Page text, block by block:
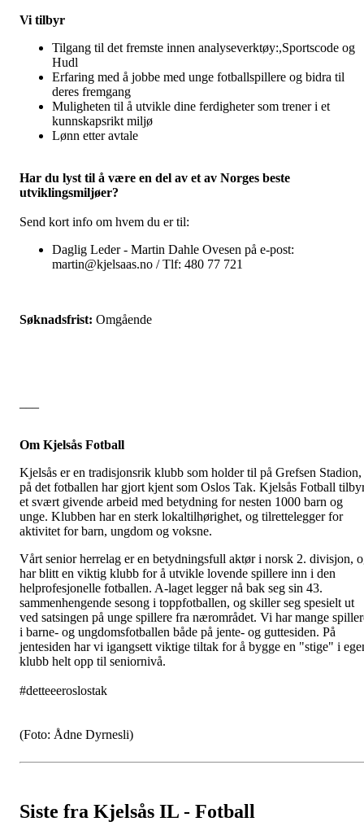
Vi tilbyr
Tilgang til det fremste innen analyseverktøy:,Sportscode og
Hudl
Erfaring med å jobbe med unge fotballspillere og bidra til
deres fremgang
Muligheten til å utvikle dine ferdigheter som trener i et
kunnskapsrikt miljø
Lønn etter avtale
Har du lyst til å være en del av et av Norges beste
utviklingsmiljøer?
Send kort info om hvem du er til:
Daglig Leder - Martin Dahle Ovesen på e-post:
martin@kjelsaas.no / Tlf: 480 77 721
Søknadsfrist: Omgående
Om Kjelsås Fotball
Kjelsås er en tradisjonsrik klubb som holder til på Grefsen Stadion,
på det fotballen har gjort kjent som Oslos Tak. Kjelsås Fotball
et svært givende arbeid med betydning for nesten 1000 barn og
unge. Klubben har en sterk lokaltilhørighet, og tilrettelegger for
aktivitet for barn, ungdom og voksne.
Vårt senior herrelag er en betydningsfull aktør i norsk 2. divisjon,
har blitt en viktig klubb for å utvikle lovende spillere inn i den
helprofesjonelle fotballen. A-laget legger nå bak seg sin 43.
sammenhengende sesong i toppfotballen, og skiller seg spesielt ut
ved satsingen på unge spillere fra nærområdet. Vi har mange
i barne- og ungdomsfotballen både på jente- og guttesiden. På
jentesiden har vi igangsett viktige tiltak for å bygge en "stige" i
klubb helt opp til seniornivå.
#detteeeroslostak
(Foto: Ådne Dyrnesli)
Siste fra Kjelsås IL - Fotball